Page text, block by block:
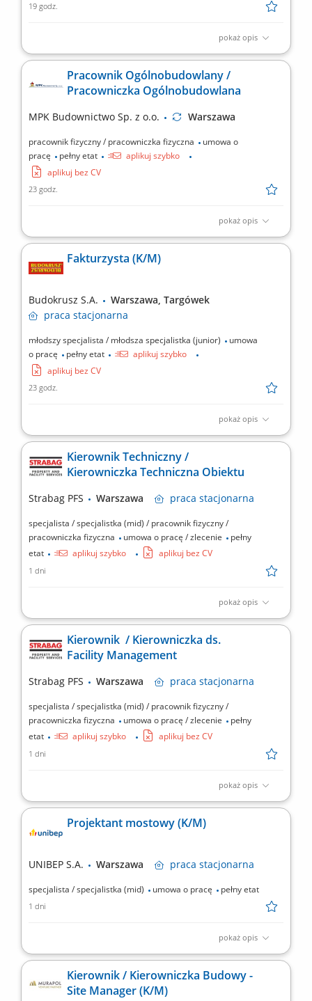
19 godz.
pokaż opis
Twój zakres obowiązków Przygotowywanie wycen budowlanych
budownictwa energetycznego, Analiza dokumentacji technicznej,
projektowej oraz przetargowej, Opracowywanie przedmiarów
Pracownik Ogólnobudowlany /
Pracowniczka Ogólnobudowlana
MPK Budownictwo Sp. z o.o. Warszawa
pracownik fizyczny / pracowniczka fizyczna
umowa o
pracę
pełny etat
aplikuj szybko
aplikuj bez CV
23 godz.
pokaż opis
Opis stanowiska Realizacja prac remontowo-budowlanych oraz
umiejętnościami, m.in. szpachlowanie, montaż zabudów GK,
glazura. Przygotowywanie materiałów i stanowiska pracy.
Fakturzysta (K/M)
Budokrusz S.A.
Warszawa, Targówek
praca stacjonarna
młodszy specjalista / młodsza specjalistka (junior)
umowa
o pracę
pełny etat
aplikuj szybko
aplikuj bez CV
23 godz.
pokaż opis
Twój zakres obowiązków sporządzanie raportów przychodowych;
sprzedanych i zużytych do produkcji; przygotowywanie
dokumentów do wystawiania faktur;
Kierownik Techniczny /
Kierowniczka Techniczna Obiektu
Strabag PFS Warszawa praca stacjonarna
specjalista / specjalistka (mid) / pracownik fizyczny /
pracowniczka fizyczna
umowa o pracę / zlecenie
pełny
etat
aplikuj szybko aplikuj bez CV
1 dni
pokaż opis
Zadania: nadzór nad przebiegiem procesów operacyjnych w
realizacji usługi z umową, wsparcia operacyjnego i technicznego
w powierzonym obszarze ( branża Facility Management)
Kierownik / Kierowniczka ds.
Facility Management
Strabag PFS Warszawa praca stacjonarna
specjalista / specjalistka (mid) / pracownik fizyczny /
pracowniczka fizyczna
umowa o pracę / zlecenie
pełny
etat
aplikuj szybko aplikuj bez CV
1 dni
pokaż opis
Opis stanowiska koordynowanie procesów związanych z
technicznym, planowanie grafików oraz rozliczanie czasu pracy,
nadzorowanie przeglądów, konserwacji oraz realizacji
podwykonawcami oraz...
Projektant mostowy (K/M)
UNIBEP S.A. Warszawa praca stacjonarna
specjalista / specjalistka (mid) umowa o pracę pełny etat
1 dni
pokaż opis
Twoje zadania Opracowywanie projektów mostowych zgodnie z
przepisami. Współpraca z zespołem wielobranżowym na
wszystkich etapach procesu projektowego – od przygotowania
Kierownik / Kierowniczka Budowy -
Site Manager (K/M)